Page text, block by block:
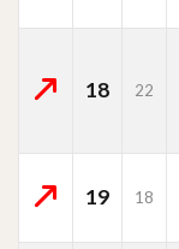
18 22
19
18